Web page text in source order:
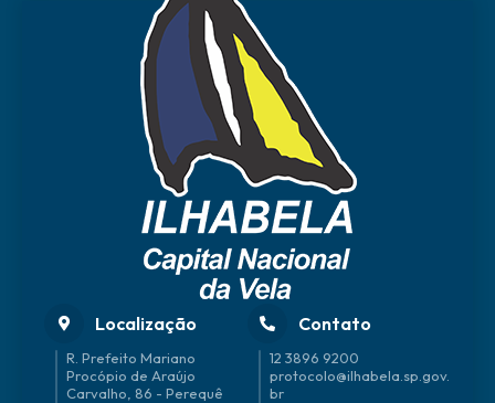
Localização
R. Prefeito Mariano
Procópio de Araújo
Carvalho, 86 - Perequê
Contato
12 3896 9200
protocolo@ilhabela.sp.gov.
br